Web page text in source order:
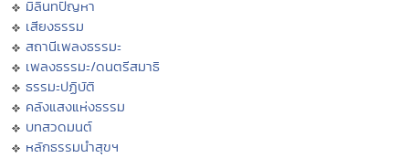
มิลินทปัญหา
เสียงธรรม
สถานีเพลงธรรมะ
เพลงธรรมะ/ดนตรีสมาธิ
ธรรมะปฏิบัติ
คลังแสงแห่งธรรม
บทสวดมนต์
หลักธรรมนำสุขฯ